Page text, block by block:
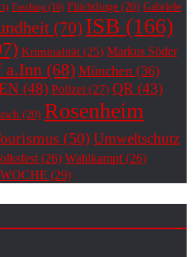
Fasching (16) Flüchtlinge (20) Gabriele
(70) ISB (166)
Kriminalität (25) Markus Söder
a.Inn (68) München (36)
(48) Polizei (27) QR (43)
(20) Rosenheim
(50) Umweltschutz
(26) Wahlkampf(26)
WOCHE (29)